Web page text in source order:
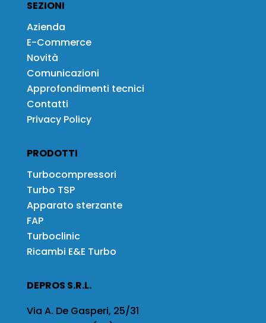
SEZIONI
Azienda
E-Commerce
Novità
Comunicazioni
Approfondimenti tecnici
Contatti
Privacy Policy
PRODOTTI
Turbocompressori
Turbo TSP
Apparato sterzante
FAP
Turboclinic
Ricambi E&E Turbo
DEPROS S.R.L.
Via A. De Gasperi, 25/31